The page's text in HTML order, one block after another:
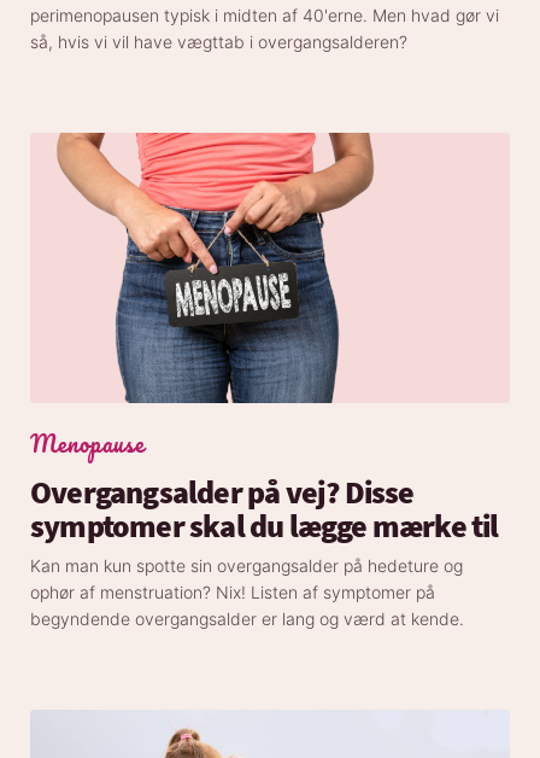
perimenopausen typisk i midten af 40'erne. Men hvad gør vi
så, hvis vi vil have vægttab i overgangsalderen?
Menopause
Overgangsalder på vej? Disse
symptomer skal du lægge mærke til
Kan man kun spotte sin overgangsalder på hedeture og
ophør af menstruation? Nix! Listen af symptomer på
begyndende overgangsalder er lang og værd at kende.